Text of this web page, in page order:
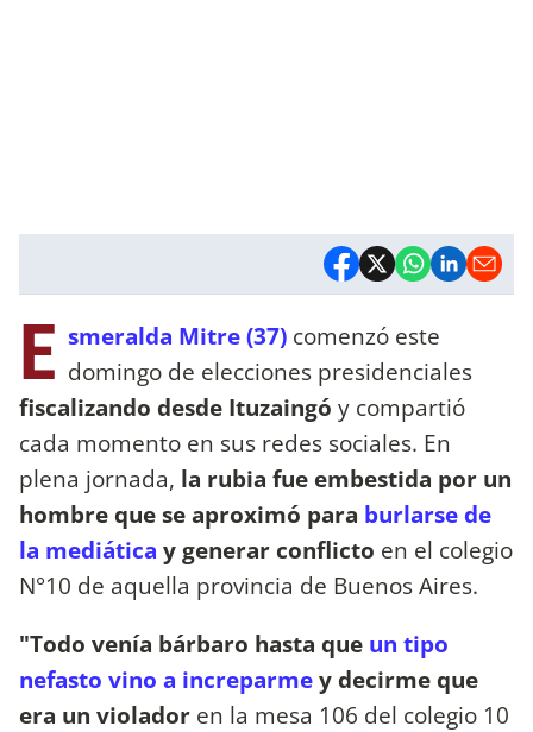
E smeralda Mitre (37) comenzó este
domingo de elecciones presidenciales
fiscalizando desde Ituzaingó y compartió
cada momento en sus redes sociales. En
plena jornada, la rubia fue embestida por un
hombre que se aproximó para burlarse de
la mediática y generar conflicto en el colegio
N°10 de aquella provincia de Buenos Aires.
"Todo venía bárbaro hasta que un tipo
nefasto vino a increparmey decirme que
era un violador en la mesa 106 del colegio 10